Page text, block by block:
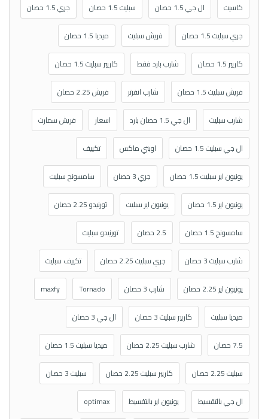
كاسيت ال جي 1.5 حصان سبليت 1.5 حصان جري 1.5 حصان
جري سبليت 1.5 حصان فريش سبليت ميديا 1.5 حصان
كاريير 1.5 حصان شارب بارد فقط كاريير سبليت 1.5 حصان
فريش سبليت 1.5 حصان شارب انفرتر فريش 2.25 حصان
شارب سبليت ال جي 1.5 حصان بارد اسعار فريش سمارت
ال جي سبليت 1.5 حصان اوبتي ماكس تكييف
يونيون اير سبليت 1.5 حصان جري 3 حصان سامسونج سبليت
يونيون اير 1.5 حصان يونيون اير سبليت تورنيدو 2.25 حصان
سامسونج 1.5 حصان 2.5 حصان تورنيدو سبليت
شارب سبليت 3 حصان جري سبليت 2.25 حصان تكييف سبليت
يونيون اير 2.25 حصان شارب 3 حصان Tornado
maxfy
ميديا سبليت كاريير سبليت 3 حصان ال جي 3 حصان
7.5 حصان شارب سبليت 2.25 حصان ميديا سبليت 1.5 حصان
سبليت 2.25 حصان كاريير سبليت 2.25 حصان سبليت 3 حصان
ال جي بالتقسيط يونيون اير بالتقسيط optimax